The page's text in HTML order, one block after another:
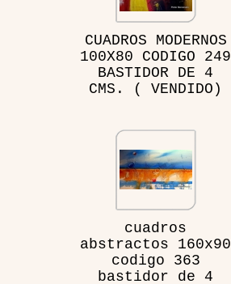
CUADROS MODERNOS
100X80 CODIGO 249
BASTIDOR DE 4
CMS. ( VENDIDO)
cuadros
abstractos 160x90
codigo 363
bastidor de 4